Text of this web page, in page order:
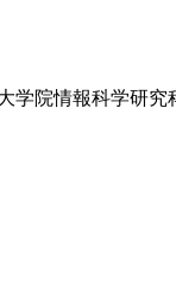
学院情報科学研究